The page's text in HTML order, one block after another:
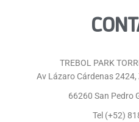
TREBOL PARK
Av Lázaro Cárdenas
66260 San Pedro
Tel (+52)